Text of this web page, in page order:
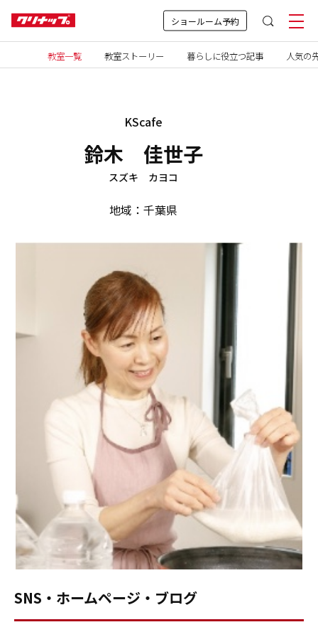
ショールーム予約
教室一覧 教室ストーリー 暮らしに役立つ記事 人気の
KScafe
鈴木 佳世子
スズキ カヨコ
地域：千葉県
SNS・ホームページ・ブログ